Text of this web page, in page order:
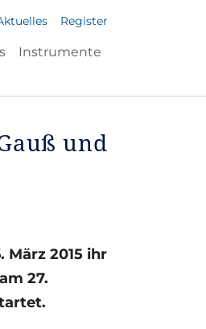
Register
Instrumente
und
2015 ihr
27.